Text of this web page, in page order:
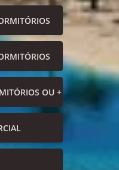
OU +